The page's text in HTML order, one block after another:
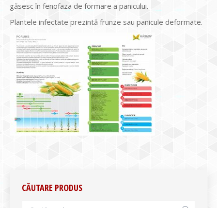
găsesc în fenofaza de formare a panicului.
Plantele infectate prezintă frunze sau panicule deformate.
CĂUTARE PRODUS